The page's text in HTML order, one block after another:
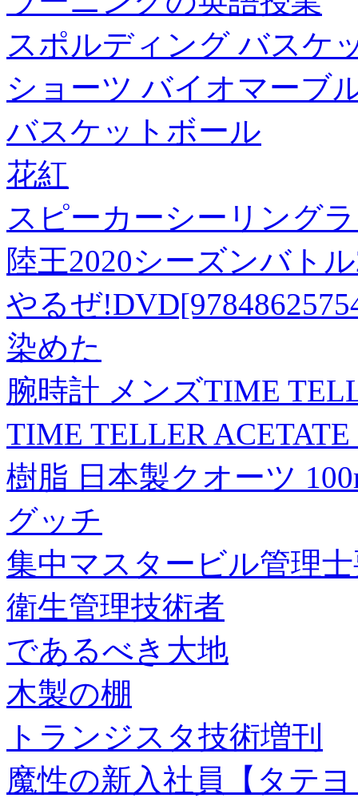
スポルディング バスケ
ショーツ バイオマーブ
バスケットボール
花紅
スピーカーシーリング
陸王2020シーズンバト
やるぜ
染めた
腕時計 メンズTIME
TIME TELLER
樹脂 日本製クオーツ
グッチ
集中マスタービル管理
衛生管理技術者
であるべき大地
木製の棚
トランジスタ技術増刊
魔性の新入社員【タテ